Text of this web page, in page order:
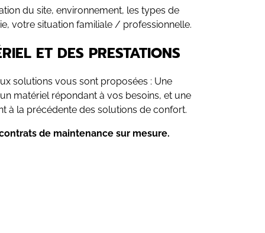
du site, environnement, les types de
votre situation familiale / professionnelle.
ET DES PRESTATIONS
solutions vous sont proposées : Une
matériel répondant à vos besoins, et une
à la précédente des solutions de confort.
de maintenance sur mesure.